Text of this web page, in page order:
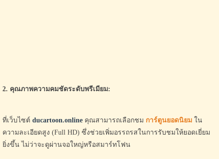
2. คุณภาพความคมชัดระดับพรีเมียม:
ที่เว็บไซต์ ducartoon.onlineคุณสามารถเลือกชม การ์ตูนยอดนิยมใน
ความละเอียดสูง (Full HD) ซึ่งช่วยเพิ่มอรรถรสในการรับชมให้ยอดเยี่ยม
ยิ่งขึ้น ไม่ว่าจะดูผ่านจอใหญ่หรือสมาร์ทโฟน